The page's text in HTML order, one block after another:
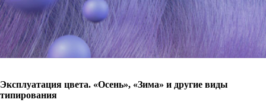
Эксплуатация цвета. «Осень», «Зима» и другие виды
типирования